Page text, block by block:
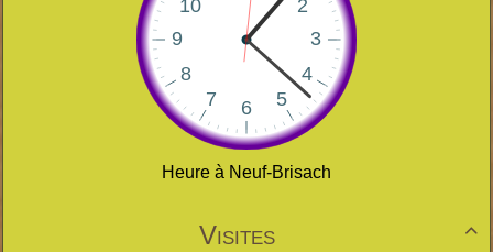
Heure à Neuf-Brisach

Visites